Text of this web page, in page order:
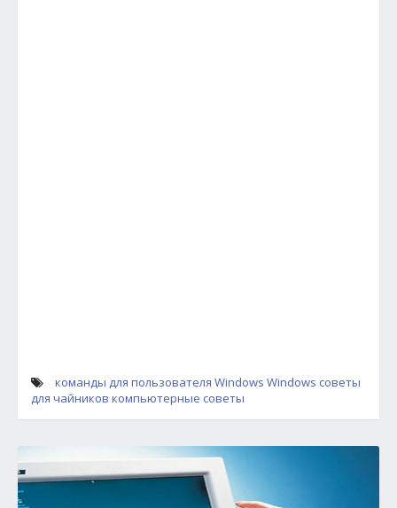
команды для пользователя Windows Windows советы
для чайников компьютерные советы